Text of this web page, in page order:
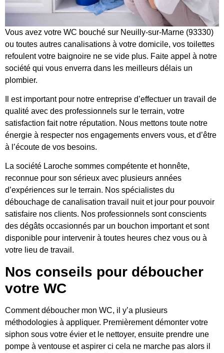
Vous avez votre WC bouché sur Neuilly-sur-Marne (93330)
ou toutes autres canalisations à votre domicile, vos toilettes
refoulent votre baignoire ne se vide plus. Faite appel à notre
société qui vous enverra dans les meilleurs délais un
plombier.
Il est important pour notre entreprise d’effectuer un travail de
qualité avec des professionnels sur le terrain, votre
satisfaction fait notre réputation. Nous mettons toute notre
énergie à respecter nos engagements envers vous, et d’être
à l’écoute de vos besoins.
La société Laroche sommes compétente et honnête,
reconnue pour son sérieux avec plusieurs années
d’expériences sur le terrain. Nos spécialistes du
débouchage de canalisation travail nuit et jour pour pouvoir
satisfaire nos clients. Nos professionnels sont conscients
des dégâts occasionnés par un bouchon important et sont
disponible pour intervenir à toutes heures chez vous ou à
votre lieu de travail.
Nos conseils pour déboucher
votre WC
Comment déboucher mon WC, il y’a plusieurs
méthodologies à appliquer. Premièrement démonter votre
siphon sous votre évier et le nettoyer, ensuite prendre une
pompe à ventouse et aspirer ci cela ne marche pas alors il